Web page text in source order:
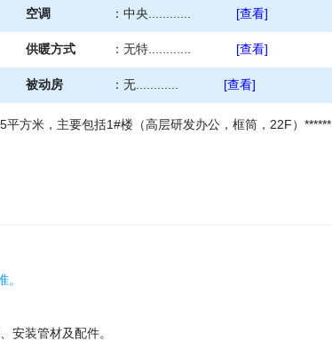
空调 ： 中央............ [查看]
供暖方式 ： 无特............ [查看]
被动房 ： 无............ [查看]
方米，主要包括1#楼（高层研发办公，框筒，22F）******
安装管材及配件。